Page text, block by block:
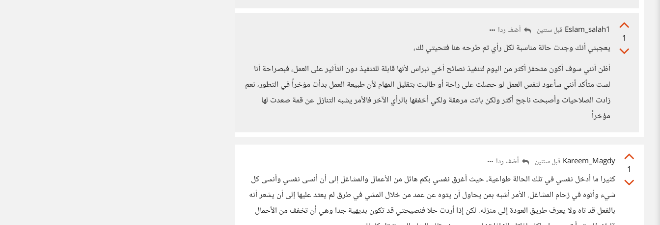
1
Eslam_salah1 قبل سنتين أضف ردا
يعجبني أنك وجدت حالة مناسبة لكل رأي تم طرحه هنا فتحيتي لك،
أظن أنني سوف أكون متحفز أكثر من اليوم لتنفيذ نصائح أخي نبراس لأنها قابلة للتنفيذ دون التأثير على العمل، فبصراحة أنا
لست متأكد أنني سأعود لنفس العمل لو حصلت على راحة أو طالبت بتقليل المهام لأن طبيعة العمل بدأت مؤخراً في التطور، نعم
زادت الصلاحيات وأصبحت ناجح أكثر ولكن باتت مرهقة ولكي أخففها بالرأي الآخر فالأمر يشبه التنازل عن قمة صعدت لها
مؤخراً
1
Kareem_Magdy قبل سنتين أضف ردا
كثيرا ما أدخل نفسي في تلك الحالة طواعية، حيث أغرق نفسي بكم هائل من الأعمال والمشاغل إلى أن أنسى نفسي وأنسى كل
شيء وأتوه في زحام المشاغل. الأمر أشبه بمن يحاول أن يتوه عن عمد من خلال المشي في طرق لم يعتد عليها إلى أن يشعر أنه
بالفعل قد تاه ولا يعرف طريق العودة إلى منزله. لكن إذا أردت حلا فنصيحتي قد تكون بديهية جدا وهي أن تخفف من الأحمال